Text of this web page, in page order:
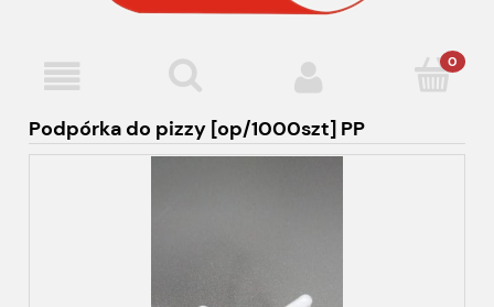
Podpórka do pizzy [op/1000szt] PP